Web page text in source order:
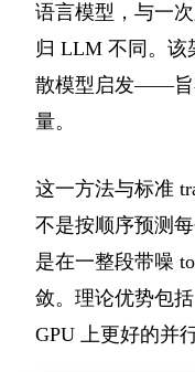
语言模型，与一
归 LLM 不同。
散模型启发——旨
量。
这一方法与标准
不是按顺序预测
是在一整段带噪
敛。理论优势包
GPU 上更好的并